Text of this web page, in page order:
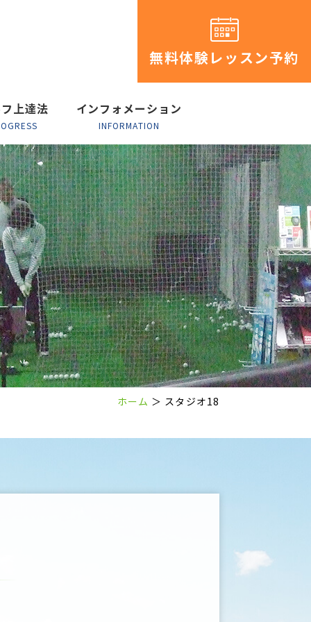
無料体験レッスン予約
上達法 インフォメーション
INFORMATION
ホーム ＞ スタジオ18